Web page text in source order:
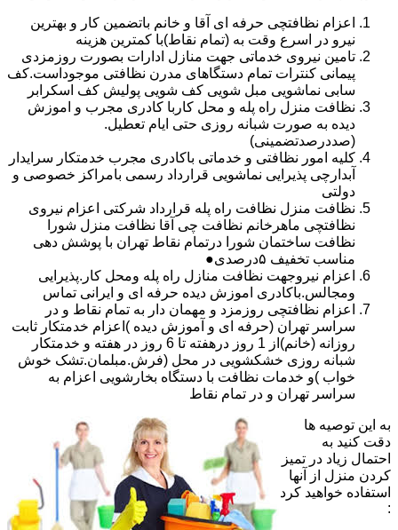
اعزام نظافتچی حرفه ای آقا و خانم باتضمین کار و بهترین
نیرو در اسرع وقت به (تمام نقاط)با کمترین هزینه
تامین نیروی خدماتی جهت منازل ادارات بصورت روزمزدی
پیمانی کنترات تمام دستگاهای مدرن نظافتی موجوداست.کف
سابی نماشویی مبل شویی کف شویی پولیش کف اسکرابر
نظافت منزل راه پله و محل کاربا کادری مجرب و اموزش
دیده به صورت شبانه روزی حتی ایام تعطیل.
(صددرصدتضمینی)
کلیه امور نظافتی و خدماتی باکادری مجرب خدمتکار سرایدار
آبدارچی پذیرایی نماشویی قرارداد رسمی بامراکز خصوصی و
دولتی
نظافت منزل نظافت راه پله قرارداد شرکتی اعزام نیروی
نظافتچی ماهرخانم نظافت چی آقا نظافت منزل شورا
نظافت ساختمان شورا درتمام نقاط تهران با پوشش دهی
مناسب تخفیف ۵درصدی●
اعزام نیروجهت نظافت منازل راه پله ومحل کار.پذیرایی
ومجالس.باکادری اموزش دیده حرفه ای و ایرانی تماس
اعزام نظافتچی روزمزد و مهمان دار به تمام نقاط و در
سراسر تهران (حرفه ای و آموزش دیده )اعزام خدمتکار ثابت
روزانه (خانم)از 1 روز درهفته تا 6 روز در هفته و خدمتکار
شبانه روزی خشکشویی در محل (فرش.مبلمان.تشک خوش
خواب )و خدمات نظافت با دستگاه بخارشویی اعزام به
سراسر تهران و در تمام نقاط
به این توصیه ها
دقت کنید به
احتمال زیاد در تمیز
کردن منزل از آنها
استفاده خواهید کرد
: